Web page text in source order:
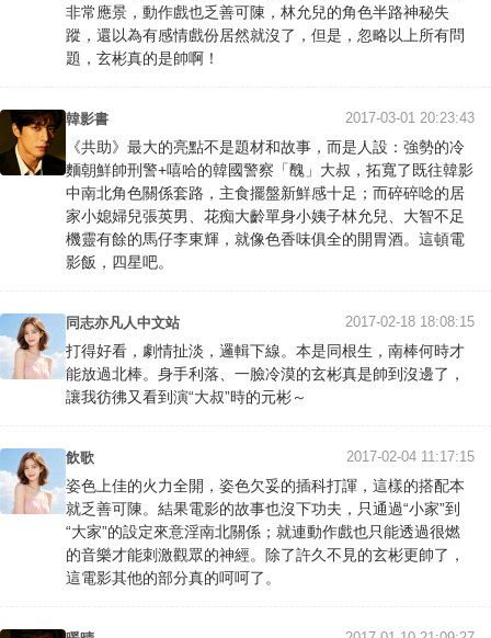
非常應景，動作戲也乏善可陳，林允兒的角色半路神秘失
蹤，還以為有感情戲份居然就沒了，但是，忽略以上所有問
題，玄彬真的是帥啊！
韓影書 2017-03-01 20:23:43
《共助》最大的亮點不是題材和故事，而是人設：強勢的冷
麵朝鮮帥刑警+嘻哈的韓國警察「醜」大叔，拓寬了既往韓影
中南北角色關係套路，主食擺盤新鮮感十足；而碎碎唸的居
家小媳婦兒張英男、花痴大齡單身小姨子林允兒、大智不足
機靈有餘的馬仔李東輝，就像色香味俱全的開胃酒。這頓電
影飯，四星吧。
同志亦凡人中文站 2017-02-18 18:08:15
打得好看，劇情扯淡，邏輯下線。本是同根生，南棒何時才
能放過北棒。身手利落、一臉冷漠的玄彬真是帥到沒邊了，
讓我彷彿又看到演“大叔”時的元彬～
飲歌 2017-02-04 11:17:15
姿色上佳的火力全開，姿色欠妥的插科打諢，這樣的搭配本
就乏善可陳。結果電影的故事也沒下功夫，只通過“小家”到
“大家”的設定來意淫南北關係；就連動作戲也只能透過很燃
的音樂才能刺激觀眾的神經。除了許久不見的玄彬更帥了，
這電影其他的部分真的呵呵了。